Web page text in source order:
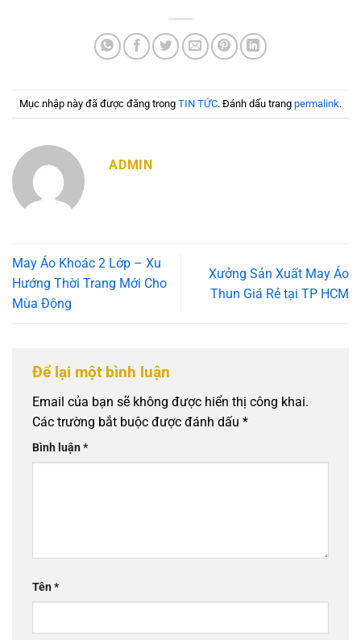
Mục nhập này đã được đăng trong TIN TỨC. Đánh dấu trang permalink.
ADMIN
May Áo Khoác 2 Lớp – Xu
Hướng Thời Trang Mới Cho
Mùa Đông
Xưởng Sản Xuất May Áo
Thun Giá Rẻ tại TP HCM
Để lại một bình luận
Email của bạn sẽ không được hiển thị công khai.
Các trường bắt buộc được đánh dấu *
Bình luận*
Tên*